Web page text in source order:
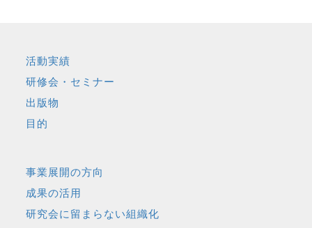
活動実績
研修会・セミナー
出版物
目的
事業展開の方向
成果の活用
研究会に留まらない組織化